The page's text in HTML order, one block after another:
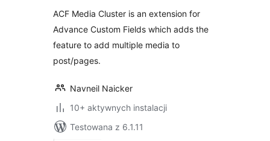
ACF Media Cluster is an extension for
Advance Custom Fields which adds the
feature to add multiple media to
post/pages.
Navneil Naicker
10+ aktywnych instalacji
Testowana z 6.1.11